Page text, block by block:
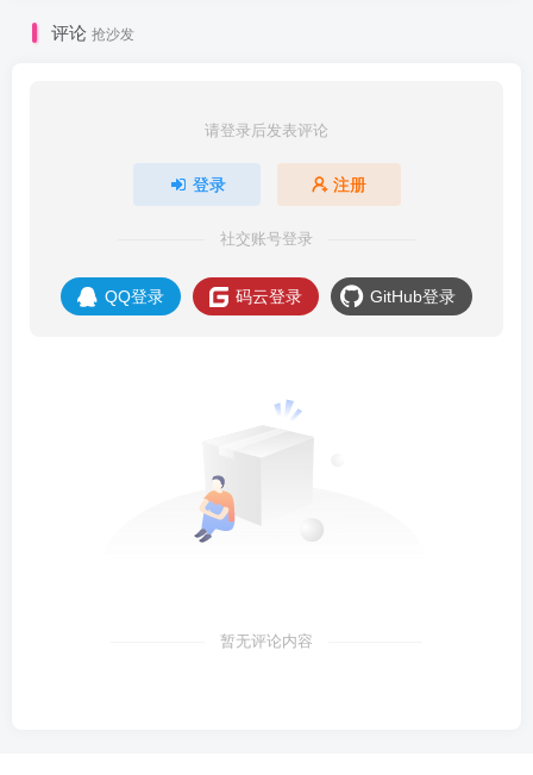
评论 抢沙发
请登录后发表评论
登录 注册
社交账号登录
QQ登录 码云登录 GitHub登录
暂无评论内容